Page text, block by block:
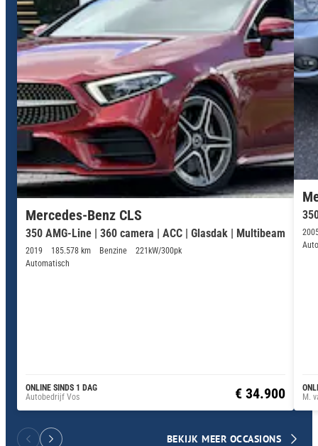
Mercedes-Benz CLS
350 AMG-Line | 360 camera | ACC | Glasdak | Multibeam
2019 185.578 km Benzine
221kW/300pk
Automatisch
ONLINE SINDS 1 DAG
Autobedrijf Vos
€ 34.900
M.
BEKIJK MEER OCCASIONS